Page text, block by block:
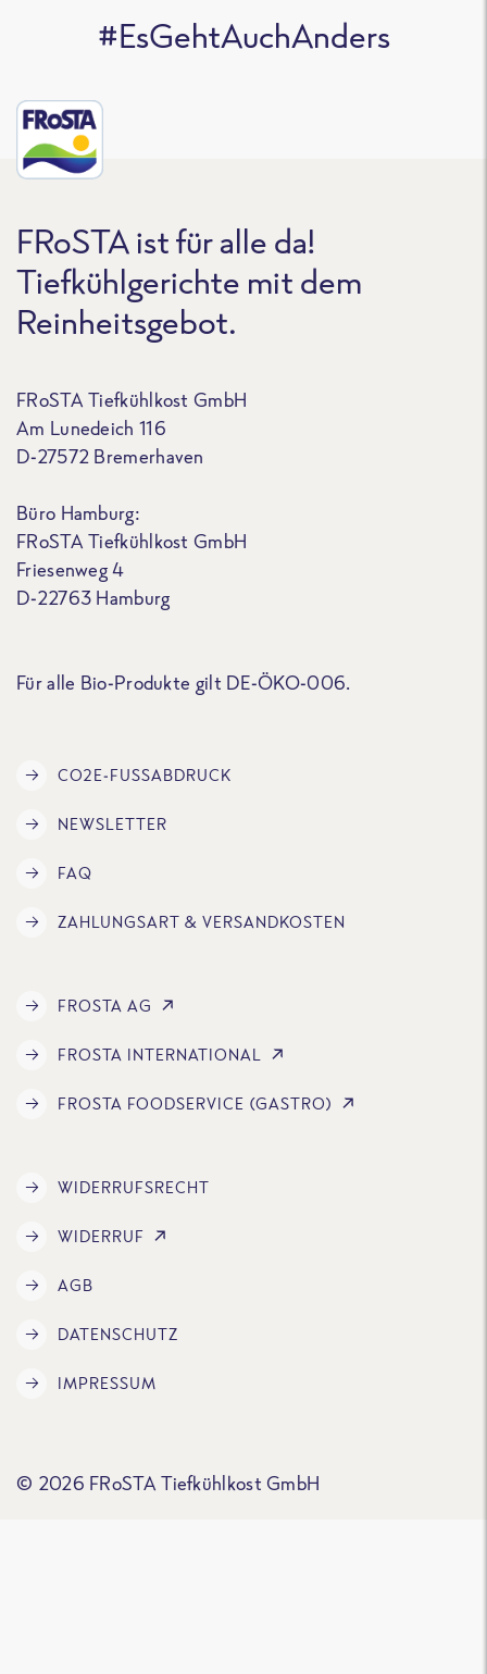
#EsGehtAuchAnders
FRoSTA ist für alle da!
Tiefkühlgerichte mit dem
Reinheitsgebot.
FRoSTA Tiefkühlkost GmbH
Am Lunedeich 116
D-27572 Bremerhaven
Büro Hamburg:
FRoSTA Tiefkühlkost GmbH
Friesenweg 4
D-22763 Hamburg
Für alle Bio-Produkte gilt DE-ÖKO-006.
CO2E-FUSSABDRUCK
NEWSLETTER
FAQ
ZAHLUNGSART & VERSANDKOSTEN
FROSTA AG
FROSTA INTERNATIONAL
FROSTA FOODSERVICE (GASTRO)
WIDERRUFSRECHT
WIDERRUF
AGB
DATENSCHUTZ
IMPRESSUM
© 2026 FRoSTA Tiefkühlkost GmbH